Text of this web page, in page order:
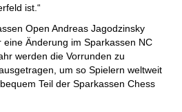
ist.“
Open Andreas Jagodzinsky
Änderung im Sparkassen NC
werden die Vorrunden zu
um so Spielern weltweit
Teil der Sparkassen Chess